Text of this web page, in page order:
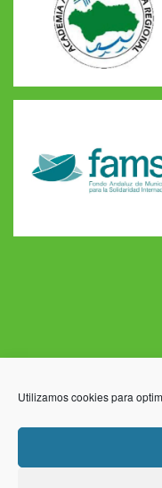
Utilizamos cookies para